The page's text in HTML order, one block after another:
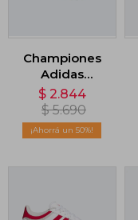
Championes
Adidas
Predator
League -
Naranja
$ 2.844
$ 5.690
50